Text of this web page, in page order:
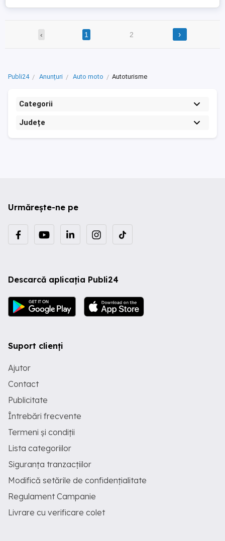
‹ 1 2 ›
Publi24 Anunțuri Auto moto Autoturisme
Categorii
Județe
Urmărește-ne pe
Descarcă aplicația Publi24
Suport clienți
Ajutor
Contact
Publicitate
Întrebări frecvente
Termeni și condiții
Lista categoriilor
Siguranța tranzacțiilor
Modifică setările de confidențialitate
Regulament Campanie
Livrare cu verificare colet